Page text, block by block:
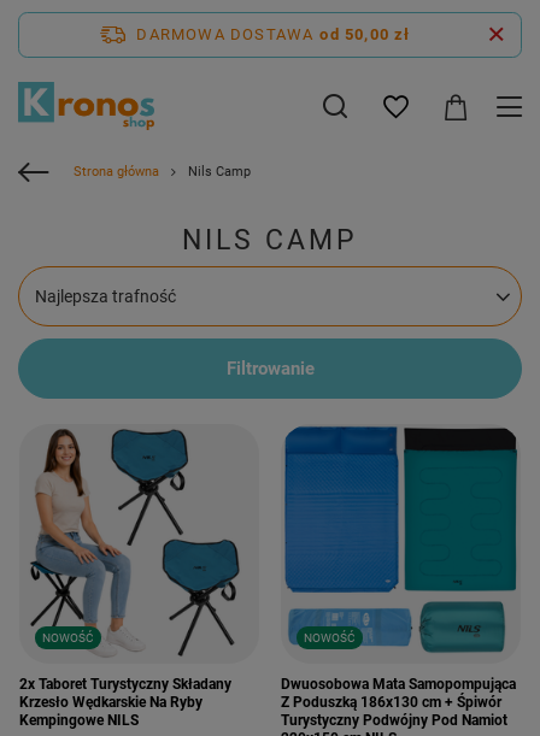
DARMOWA DOSTAWA od 50,00 zł
Strona główna Nils Camp
NILS CAMP
Zmień sortowanie
Najlepsza trafność
Filtrowanie
NOWOŚĆ
2x Taboret Turystyczny Składany
Krzesło Wędkarskie Na Ryby
Kempingowe NILS
NOWOŚĆ
Dwuosobowa Mata Samopompująca
Z Poduszką 186x130 cm + Śpiwór
Turystyczny Podwójny Pod Namiot